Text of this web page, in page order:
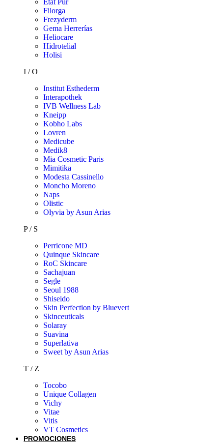
Etat Pur
Filorga
Frezyderm
Gema Herrerías
Heliocare
Hidrotelial
Holisi
I / O
Institut Esthederm
Interapothek
IVB Wellness Lab
Kneipp
Kobho Labs
Lovren
Medicube
Medik8
Mia Cosmetic Paris
Mimitika
Modesta Cassinello
Moncho Moreno
Naps
Olistic
Olyvia by Asun Arias
P / S
Perricone MD
Quinque Skincare
RoC Skincare
Sachajuan
Segle
Seoul 1988
Shiseido
Skin Perfection by Bluevert
Skinceuticals
Solaray
Suavina
Superlativa
Sweet by Asun Arias
T / Z
Tocobo
Unique Collagen
Vichy
Vitae
Vitis
VT Cosmetics
PROMOCIONES